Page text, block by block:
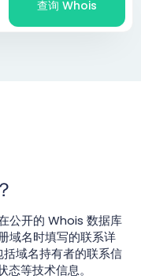
查询 Whois
公开的 Whois 数据库
域名时填写的联系详
域名持有者的联系信
等技术信息。